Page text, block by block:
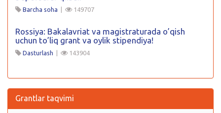
Barcha soha | 149707
Rossiya: Bakalavriat va magistraturada o’qish
uchun to’liq grant va oylik stipendiya!
Dasturlash | 143904
Grantlar taqvimi